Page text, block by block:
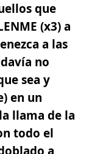
que
(x3) a
a las
no
sea y
en un
llama de la
todo el